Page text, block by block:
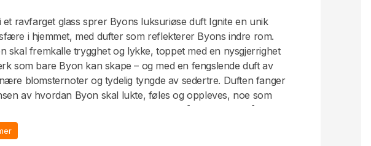
et ravfarget glass sprer Byons luksuriøse duft Ignite en unik
i hjemmet, med dufter som reflekterer Byons indre rom.
skal fremkalle trygghet og lykke, toppet med en nysgjerrighet
som bare Byon kan skape – og med en fengslende duft av
blomsternoter og tydelig tyngde av sedertre. Duften fanger
av hvordan Byon skal lukte, føles og oppleves, noe som
i et glad og lekent design, som skal få hvert rom til å lyse
poppe ut. Duftlysene inneholder soyavoks, duft og vegetabilsk
Lysene inneholder ikke parafin eller andre